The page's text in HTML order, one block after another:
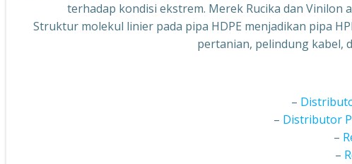
terhadap kondisi ekstrem. Merek Rucika dan Vinilon
Struktur molekul linier pada pipa HDPE menjadikan pipa
pertanian, pelindung kabel,
–
– Distributor
–
–